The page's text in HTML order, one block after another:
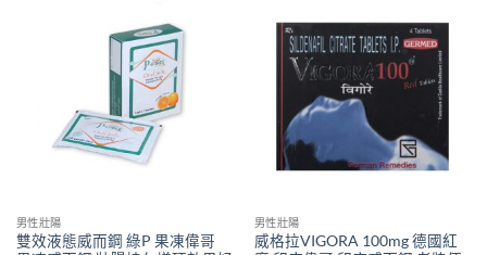
男性壯陽
雙效液態威而鋼 綠P 果凍偉哥
男性壯陽
威格拉VIGORA 100mg 德國紅